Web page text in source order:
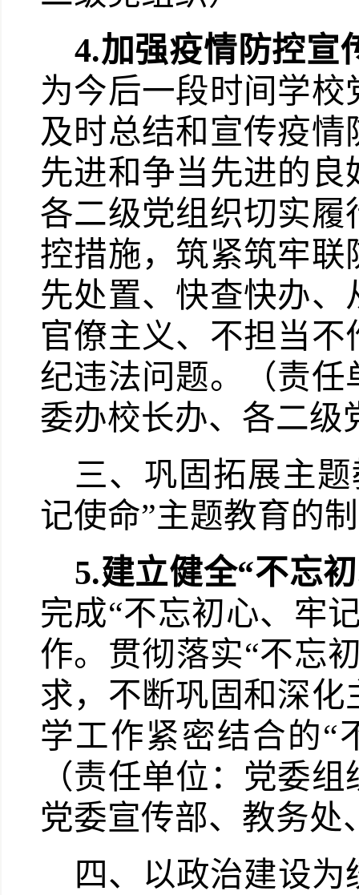
4.加强疫情防控宣
为今后一段时间学
及时总结和宣传疫
先进和争当先进的
各二级党组织切实
控措施，筑紧筑牢
先处置、快查快办
官僚主义、不担当
纪违法问题。（责
委办校长办、各二级
三、巩固拓展主
记使命”主题教育的
5.建立健全“不忘
完成“不忘初心、牢
作。贯彻落实“不忘
求，不断巩固和深
学工作紧密结合的“
（责任单位：党委
党委宣传部、教务处
四、以政治建设